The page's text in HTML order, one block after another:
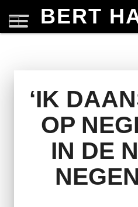
BERT
‘IK
OP
IN DE